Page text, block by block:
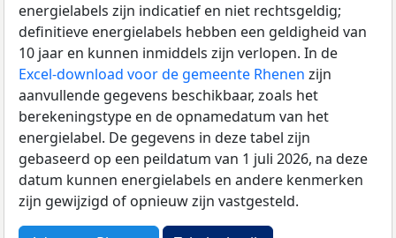
energielabels zijn indicatief en niet rechtsgeldig;
definitieve energielabels hebben een geldigheid van
10 jaar en kunnen inmiddels zijn verlopen. In de
Excel-download voor de gemeente Rhenen zijn
aanvullende gegevens beschikbaar, zoals het
berekeningstype en de opnamedatum van het
energielabel. De gegevens in deze tabel zijn
gebaseerd op een peildatum van 1 juli 2026, na deze
datum kunnen energielabels en andere kenmerken
zijn gewijzigd of opnieuw zijn vastgesteld.